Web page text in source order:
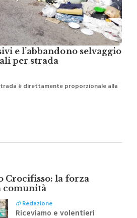
e l’abbandono selvaggio
per strada
Crocifisso: la forza
comunità